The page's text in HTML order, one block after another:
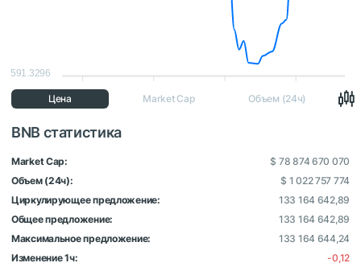
591.3296
Цена Market Cap Объем (24ч)
BNB статистика
Market Cap:
$ 78 874 670 070
Объем (24ч):
$ 1 022 757 774
Циркулирующее предложение:
133 164 642,89
Общее предложение:
133 164 642,89
Максимальное предложение:
133 164 644,24
Изменение 1ч:
-0,12